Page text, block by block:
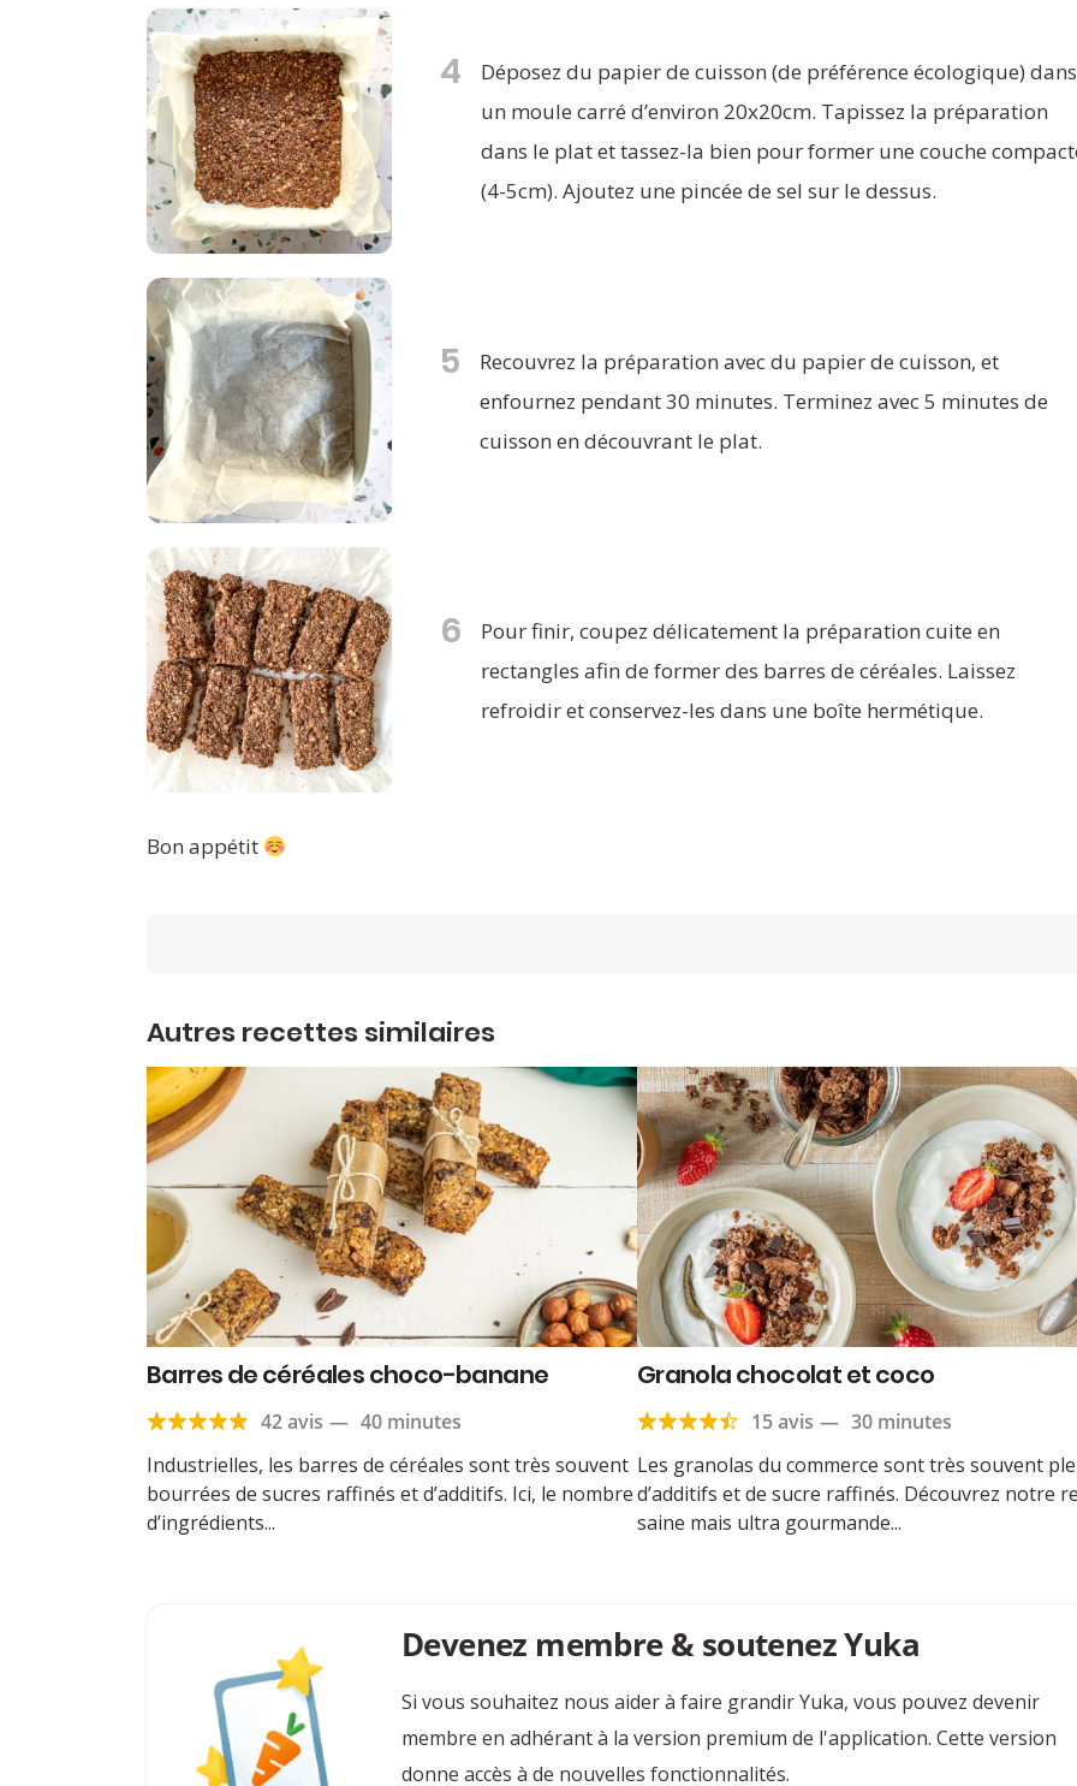
4
Déposez du papier de cuisson (de préférence écologique) dans
un moule carré d’environ 20x20cm. Tapissez la préparation
dans le plat et tassez-la bien pour former une couche
(4-5cm). Ajoutez une pincée de sel sur le dessus.
5
Recouvrez la préparation avec du papier de cuisson, et
enfournez pendant 30 minutes. Terminez avec 5 minutes de
cuisson en découvrant le plat.
6
Pour finir, coupez délicatement la préparation cuite en
rectangles afin de former des barres de céréales. Laissez
refroidir et conservez-les dans une boîte hermétique.
Bon appétit
Autres recettes similaires
Barres de céréales choco-banane
42 avis — 40 minutes
Industrielles, les barres de céréales sont très souvent
bourrées de sucres raffinés et d’additifs. Ici, le nombre
d’ingrédients...
Granola chocolat et coco
15 avis — 30 minutes
Les granolas du commerce sont très souvent
d’additifs et de sucre raffinés. Découvrez notre
saine mais ultra gourmande...
Devenez membre & soutenez Yuka
Si vous souhaitez nous aider à faire grandir Yuka, vous pouvez devenir
membre en adhérant à la version premium de l'application. Cette version
donne accès à de nouvelles fonctionnalités.